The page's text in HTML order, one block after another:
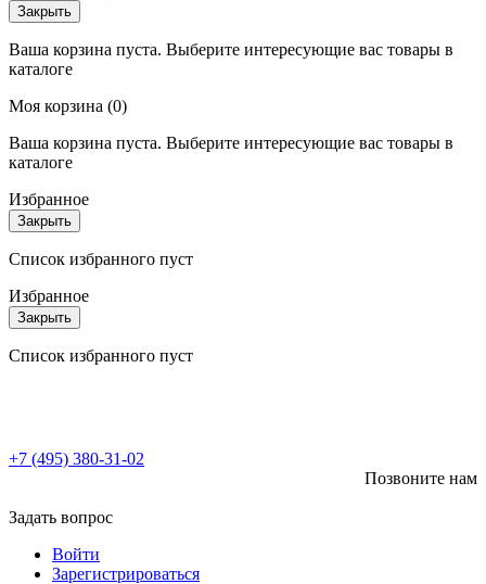
Закрыть
Ваша корзина пуста. Выберите интересующие вас товары в
каталоге
Моя корзина (0)
Ваша корзина пуста. Выберите интересующие вас товары в
каталоге
Избранное
Закрыть
Список избранного пуст
Избранное
Закрыть
Список избранного пуст
+7 (495) 380-31-02
Позвоните нам
Задать вопрос
Войти
Зарегистрироваться